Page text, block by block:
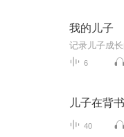
我的儿子
记录儿子成
6
儿子在背书
40